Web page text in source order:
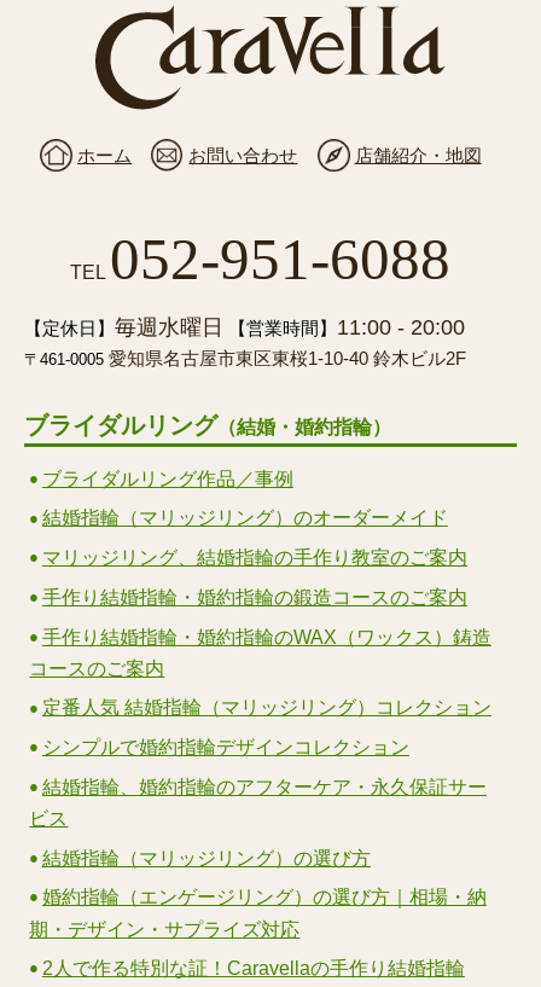
ホーム お問い合わせ 店舗紹介・地図
TEL 052-951-6088
【定休日】毎週水曜日 【営業時間】 11:00 - 20:00
〒461-0005愛知県名古屋市東区東桜1-10-40 鈴木ビル2F
ブライダルリング （結婚・婚約指輪）
ブライダルリング作品／事例
結婚指輪（マリッジリング）のオーダーメイド
マリッジリング、結婚指輪の手作り教室のご案内
手作り結婚指輪・婚約指輪の鍛造コースのご案内
手作り結婚指輪・婚約指輪のWAX（ワックス）鋳造
コースのご案内
定番人気 結婚指輪（マリッジリング）コレクション
シンプルで婚約指輪デザインコレクション
結婚指輪、婚約指輪のアフターケア・永久保証サー
ビス
結婚指輪（マリッジリング）の選び方
婚約指輪（エンゲージリング）の選び方｜相場・納
期・デザイン・サプライズ対応
2人で作る特別な証！Caravellaの手作り結婚指輪